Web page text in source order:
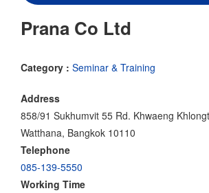
Prana Co Ltd
Category : Seminar & Training
Address
858/91 Sukhumvit 55 Rd. Khwaeng
Watthana, Bangkok 10110
Telephone
085-139-5550
Working Time